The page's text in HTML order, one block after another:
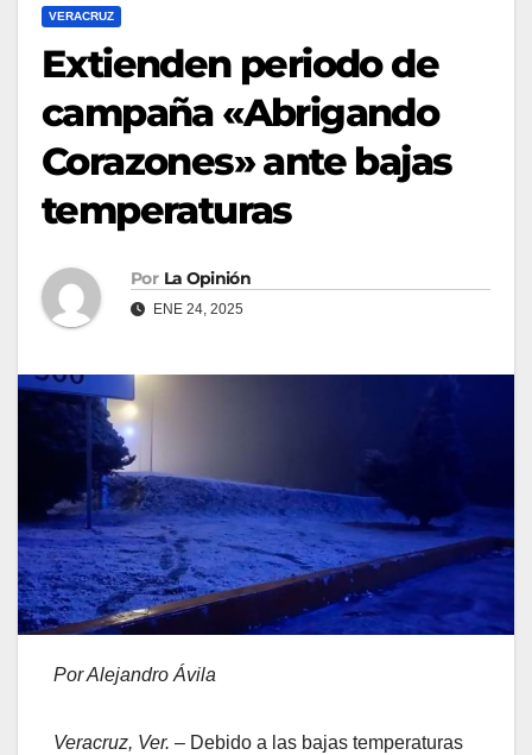
VERACRUZ
Extienden periodo de
campaña «Abrigando
Corazones» ante bajas
temperaturas
Por La Opinión
ENE 24, 2025
Por Alejandro Ávila
Veracruz, Ver. – Debido a las bajas temperaturas